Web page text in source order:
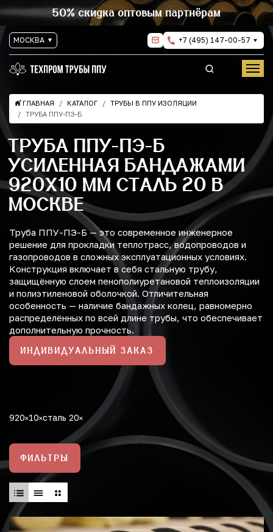
50% скидка оптовым партнёрам
МОСКВА +7 (495) 147-00-57
ГЛАВНАЯ КАТАЛОГ
ТРУБЫ В ППУ ИЗОЛЯЦИИ
ТРУБА ППУ-ПЭ-Б
ТРУБА ППУ-ПЭ-Б
УСИЛЕННАЯ БАНДАЖАМИ
920Х10 ММ СТАЛЬ 20 В
МОСКВЕ
Труба ППУ-ПЭ-Б — это современное инженерное
решение для прокладки теплотрасс, водопроводов и
газопроводов в сложных эксплуатационных условиях.
Конструкция включает в себя стальную трубу,
защищённую слоем пенополиуретановой теплоизоляции
и полиэтиленовой оболочкой. Отличительная
особенность — наличие бандажных колец, равномерно
распределённых по всей длине трубы, что обеспечивает
дополнительную прочность.
ИНДИВИДУАЛЬНЫЙ ЗАКАЗ
920 10 сталь 20
ФИЛЬТРЫ